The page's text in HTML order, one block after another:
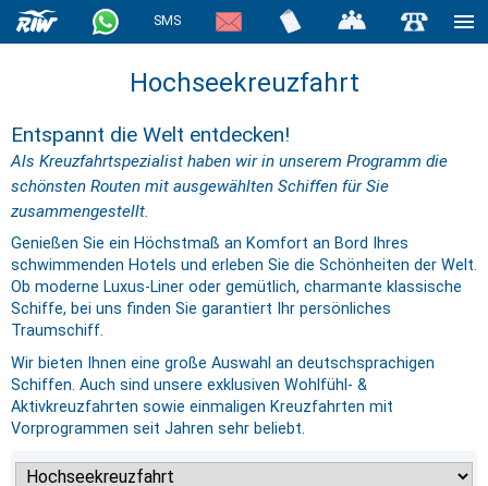
SMS
Hochseekreuzfahrt
Entspannt die Welt entdecken!
Als Kreuzfahrtspezialist haben wir in unserem Programm die
schönsten Routen mit ausgewählten Schiffen für Sie
zusammengestellt.
Genießen Sie ein Höchstmaß an Komfort an Bord Ihres
schwimmenden Hotels und erleben Sie die Schönheiten der Welt.
Ob moderne Luxus-Liner oder gemütlich, charmante klassische
Schiffe, bei uns finden Sie garantiert Ihr persönliches
Traumschiff.
Wir bieten Ihnen eine große Auswahl an deutschsprachigen
Schiffen. Auch sind unsere exklusiven Wohlfühl- &
Aktivkreuzfahrten sowie einmaligen Kreuzfahrten mit
Vorprogrammen seit Jahren sehr beliebt.